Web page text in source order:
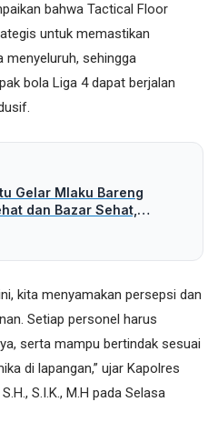
bahwa Tactical Floor
untuk memastikan
menyeluruh, sehingga
bola Liga 4 dapat berjalan
Gelar Mlaku Bareng
dan Bazar Sehat,
ke-61
kita menyamakan persepsi dan
Setiap personel harus
serta mampu bertindak sesuai
di lapangan,” ujar Kapolres
S.I.K., M.H pada Selasa